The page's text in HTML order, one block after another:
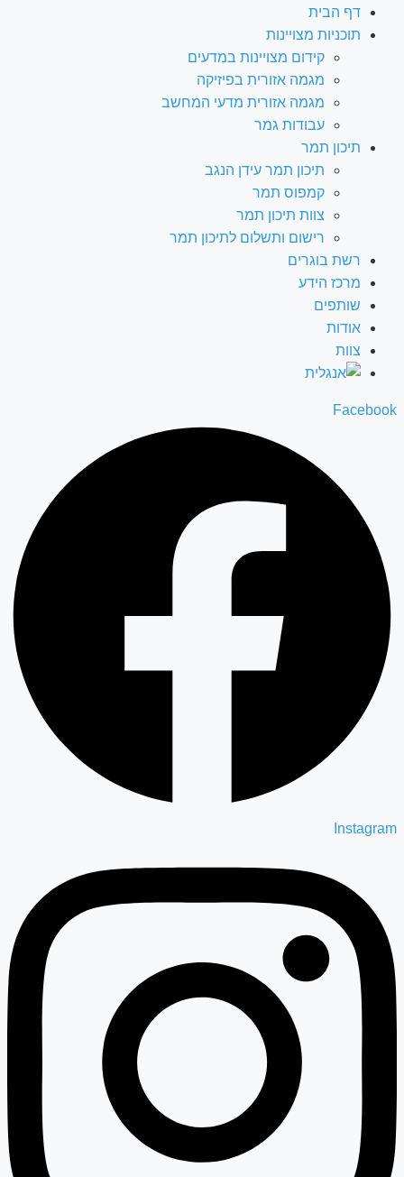
דף הבית
תוכניות מצויינות
קידום מצויינות במדעים
מגמה אזורית בפיזיקה
מגמה אזורית מדעי המחשב
עבודות גמר
תיכון תמר
תיכון תמר עידן הנגב
קמפוס תמר
צוות תיכון תמר
רישום ותשלום לתיכון תמר
רשת בוגרים
מרכז הידע
שותפים
אודות
צוות
Facebook
Instagram